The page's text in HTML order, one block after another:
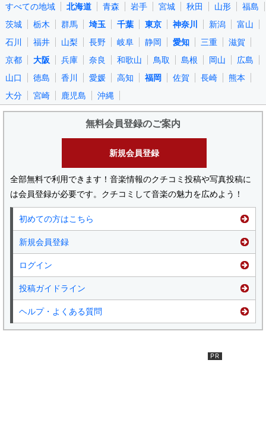
すべての地域 北海道 青森 岩手 宮城 秋田 山形
福島
茨城
栃木 群馬 埼玉 千葉 東京 神奈川 新潟
富山
石川
福井 山梨 長野 岐阜 静岡 愛知 三重
滋賀
京都
大阪 兵庫 奈良 和歌山 鳥取 島根 岡山
広島
山口
徳島 香川 愛媛 高知 福岡 佐賀 長崎
熊本
大分
宮崎 鹿児島 沖縄
無料会員登録のご案内
新規会員登録
全部無料で利用できます！音楽情報のクチコミ投稿や写真投稿に
は会員登録が必要です。クチコミして音楽の魅力を広めよう！
初めての方はこちら
新規会員登録
ログイン
投稿ガイドライン
ヘルプ・よくある質問